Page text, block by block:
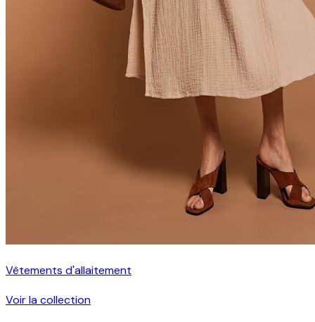
Vêtements d'allaitement
Voir la collection